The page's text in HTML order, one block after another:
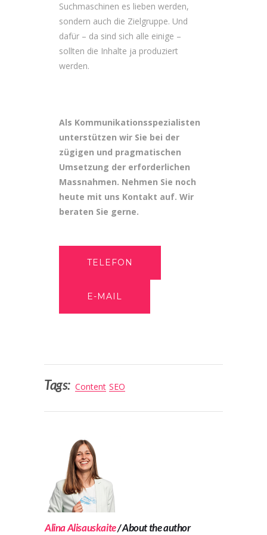
Suchmaschinen es lieben werden,
sondern auch die Zielgruppe. Und
dafür – da sind sich alle einige –
sollten die Inhalte ja produziert
werden.
Als Kommunikationsspezialisten
unterstützen wir Sie bei der
zügigen und pragmatischen
Umsetzung der erforderlichen
Massnahmen. Nehmen Sie noch
heute mit uns Kontakt auf. Wir
beraten Sie gerne.
TELEFON
E-MAIL
Tags: Content SEO
Alina Alisauskaite About the author